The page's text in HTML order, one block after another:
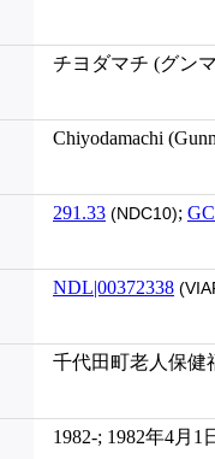
チヨダマチ (グン
Chiyodamachi
291.33 (NDC10);
NDL|00372338
千代田町老人保健
1982-; 1982年4月1